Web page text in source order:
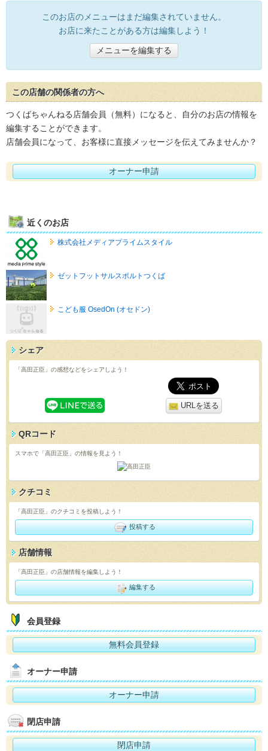
このお店のメニューはまだ編集されていません。
お店に来たことがある方は編集しよう！
メニューを編集する
この店舗の関係者の方へ
つくばちゃんねる店舗会員（無料）になると、自分のお店の情報を
編集することができます。
店舗会員になって、お客様に直接メッセージを伝えてみませんか？
オーナー申請
近くのお店
株式会社メディアプライムスタイル
ゼットフットサルスポルトつくば
こども服 OsedOn (オセドン)
シェア
「高田正臣」の感想などをシェアしよう！
URLを送る
QRコード
スマホで「高田正臣」の情報を見よう！
クチコミ
「高田正臣」のクチコミを投稿しよう！
投稿する
店舗情報
「高田正臣」の店舗情報を編集しよう！
編集する
会員登録
無料会員登録
オーナー申請
オーナー申請
閉店申請
閉店申請